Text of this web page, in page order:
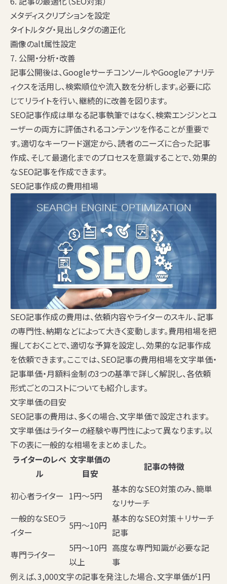
メタディスクリプションを設定
タイトルタグ・見出しタグの適正化
画像のalt属性設定
7. 公開・分析・改善
記事公開後は、GoogleサーチコンソールやGoogleアナリテ
ィクスを活用し、検索順位や流入数を分析します。必要に応
じてリライトを行い、継続的に改善を図ります。
SEO記事作成は単なる記事執筆ではなく、検索エンジンとユ
ーザーの両方に評価されるコンテンツを作ることが重要で
す。適切なキーワード選定から、読者のニーズに合った記事
作成、そして最適化までのプロセスを意識することで、効果的
なSEO記事を作成できます。
SEO記事作成の費用相場
SEO記事作成の費用は、依頼内容やライターのスキル、記事
の専門性、納期などによって大きく変動します。費用相場を把
握しておくことで、適切な予算を設定し、効果的な記事作成
を依頼できます。ここでは、SEO記事の費用相場を文字単価・
記事単価・月額料金制の3つの基準で詳しく解説し、各依頼
形式ごとのコストについても紹介します。
文字単価の目安
SEO記事の費用は、多くの場合、文字単価で設定されます。
文字単価はライターの経験や専門性によって異なります。以
下の表に一般的な相場をまとめました。
ライターのレベ
ル
文字単価の
目安
記事の特徴
初心者ライター 1円〜5円
基本的なSEO対策のみ、簡単
なリサーチ
一般的なSEOラ
イター
5円〜10円
基本的なSEO対策＋リサーチ
記事
専門ライター
5円〜10円
以上
高度な専門知識が必要な記
事
例えば、3,000文字の記事を発注した場合、文字単価が1円